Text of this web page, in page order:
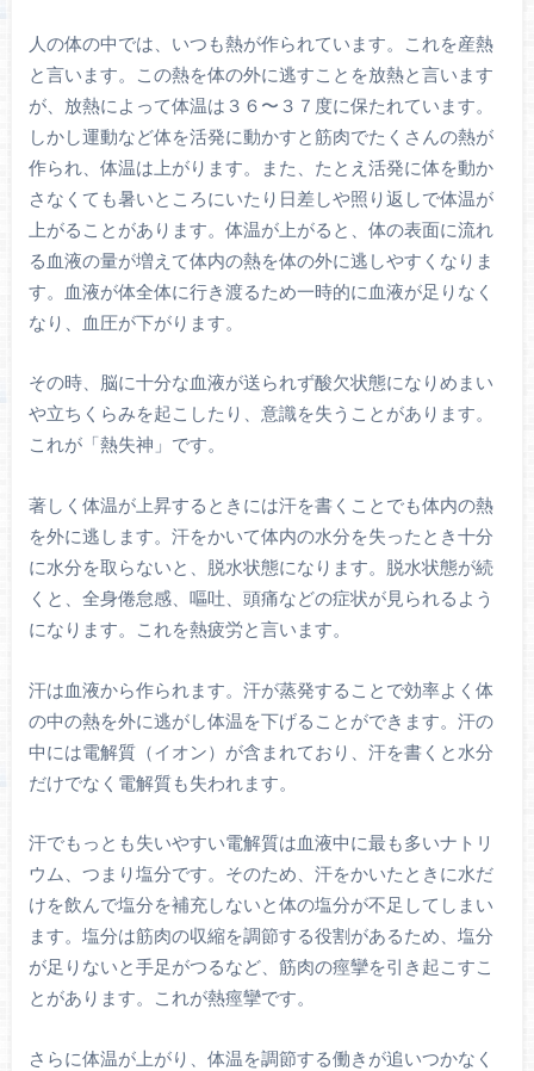
人の体の中では、いつも熱が作られています。これを産熱
と言います。この熱を体の外に逃すことを放熱と言います
が、放熱によって体温は３６〜３７度に保たれています。
しかし運動など体を活発に動かすと筋肉でたくさんの熱が
作られ、体温は上がります。また、たとえ活発に体を動か
さなくても暑いところにいたり日差しや照り返しで体温が
上がることがあります。体温が上がると、体の表面に流れ
る血液の量が増えて体内の熱を体の外に逃しやすくなりま
す。血液が体全体に行き渡るため一時的に血液が足りなく
なり、血圧が下がります。
その時、脳に十分な血液が送られず酸欠状態になりめまい
や立ちくらみを起こしたり、意識を失うことがあります。
これが「熱失神」です。
著しく体温が上昇するときには汗を書くことでも体内の熱
を外に逃します。汗をかいて体内の水分を失ったとき十分
に水分を取らないと、脱水状態になります。脱水状態が続
くと、全身倦怠感、嘔吐、頭痛などの症状が見られるよう
になります。これを熱疲労と言います。
汗は血液から作られます。汗が蒸発することで効率よく体
の中の熱を外に逃がし体温を下げることができます。汗の
中には電解質（イオン）が含まれており、汗を書くと水分
だけでなく電解質も失われます。
汗でもっとも失いやすい電解質は血液中に最も多いナトリ
ウム、つまり塩分です。そのため、汗をかいたときに水だ
けを飲んで塩分を補充しないと体の塩分が不足してしまい
ます。塩分は筋肉の収縮を調節する役割があるため、塩分
が足りないと手足がつるなど、筋肉の痙攣を引き起こすこ
とがあります。これが熱痙攣です。
さらに体温が上がり、体温を調節する働きが追いつかなく